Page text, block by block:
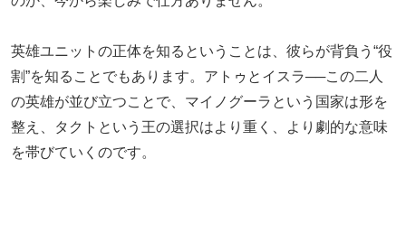
英雄ユニットの正体を知るということは、彼らが背負う“役
割”を知ることでもあります。アトゥとイスラ──この二人
の英雄が並び立つことで、マイノグーラという国家は形を
整え、タクトという王の選択はより重く、より劇的な意味
を帯びていくのです。